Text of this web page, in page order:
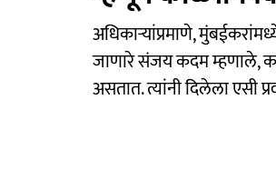
अधिकाऱ्यांप्रमाणे,
जाणारे संजय कदम म्हणाले,
असतात. त्यांनी दिलेला एसी